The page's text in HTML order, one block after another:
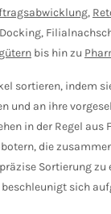
,
bis hin zu
sortieren, indem
und an ihre
in der Regel aus
die
Sortierung zu
sich